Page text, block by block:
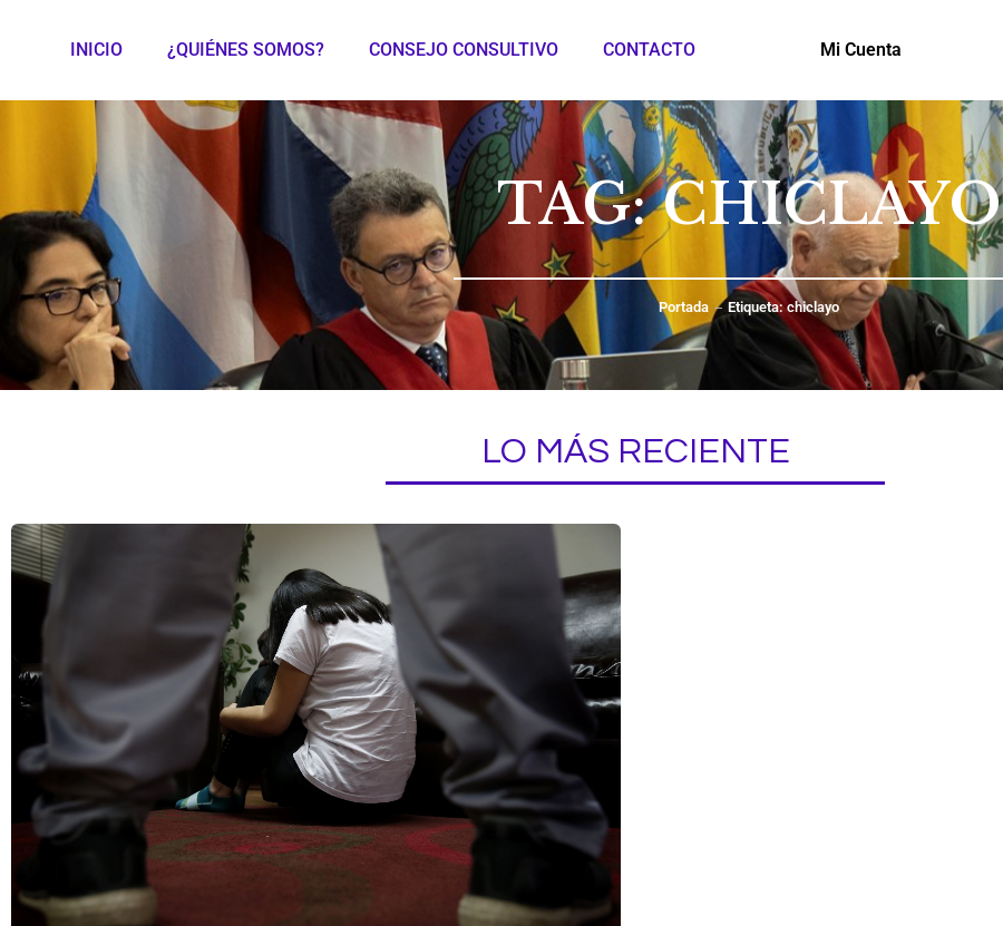
INICIO ¿QUIÉNES SOMOS? CONSEJO CONSULTIVO CONTACTO Mi Cuenta
TAG: CHICLAYO
Portada Etiqueta: chiclayo
LO MÁS RECIENTE